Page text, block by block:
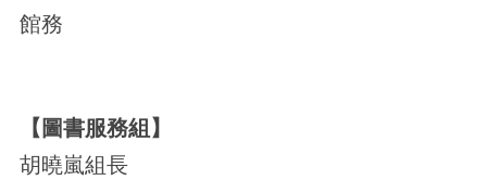
館務
【圖書服務組】
胡曉嵐組長